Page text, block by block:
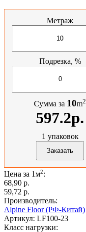
Метраж
Подрезка, %
Сумма за 10m2
597.2р.
1 упаковок
Цена за 1м2:
68,90 p.
59,72 p.
Производитель:
Alpine Floor (РФ-Китай)
Артикул: LF100-23
Класс нагрузки: